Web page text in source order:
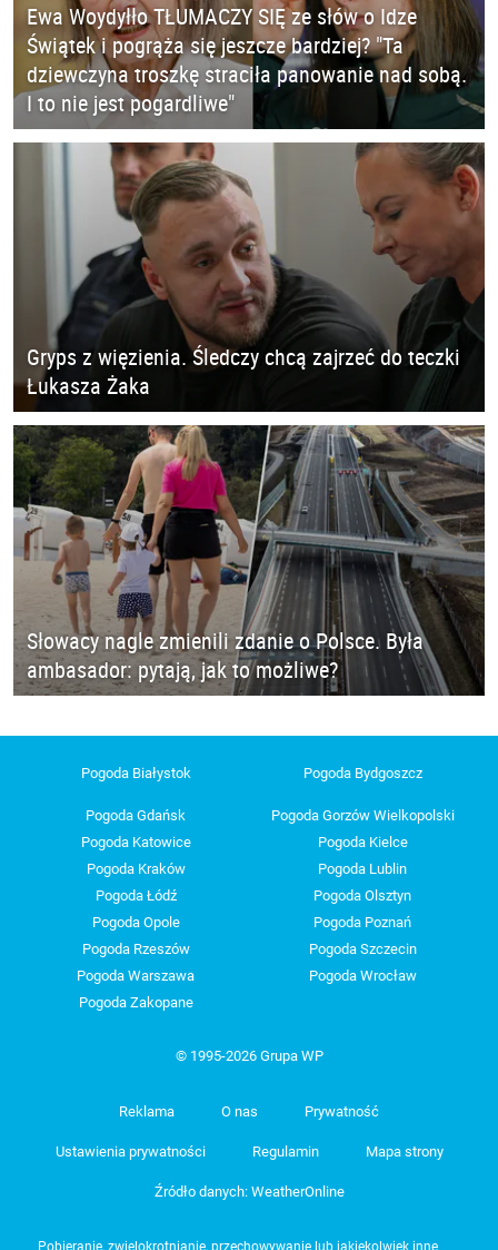
Ewa Woydyłło TŁUMACZY SIĘ ze słów o Idze
Świątek i pogrąża się jeszcze bardziej? "Ta
dziewczyna troszkę straciła panowanie nad sobą.
I to nie jest pogardliwe"
Gryps z więzienia. Śledczy chcą zajrzeć do teczki
Łukasza Żaka
Słowacy nagle zmienili zdanie o Polsce. Była
ambasador: pytają, jak to możliwe?
Pogoda Białystok Pogoda Bydgoszcz
Pogoda Gdańsk
Pogoda Gorzów Wielkopolski
Pogoda Katowice
Pogoda Kielce
Pogoda Kraków
Pogoda Lublin
Pogoda Łódź
Pogoda Olsztyn
Pogoda Opole
Pogoda Poznań
Pogoda Rzeszów
Pogoda Szczecin
Pogoda Warszawa
Pogoda Wrocław
Pogoda Zakopane
© 1995-2026 Grupa WP
Reklama O nas Prywatność
Ustawienia prywatności Regulamin Mapa strony
Źródło danych: WeatherOnline
Pobieranie, zwielokrotnianie, przechowywanie lub jakiekolwiek inne